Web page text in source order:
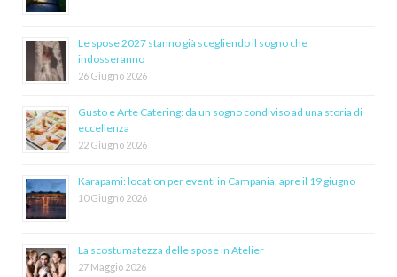
Le spose 2027 stanno già scegliendo il sogno che
indosseranno
26 Giugno 2026
Gusto e Arte Catering: da un sogno condiviso ad una storia di
eccellenza
22 Giugno 2026
Karapami: location per eventi in Campania, apre il 19 giugno
10 Giugno 2026
La scostumatezza delle spose in Atelier
27 Maggio 2026